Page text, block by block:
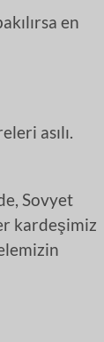
en
asılı.
Sovyet
kardeşimiz